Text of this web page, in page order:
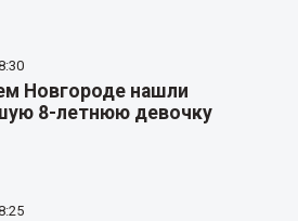
Новгороде нашли
8-летнюю девочку